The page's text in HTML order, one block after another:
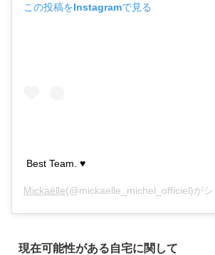
この投稿をInstagramで見る
Best Team. ♥️
Mickaëlle(@mickaelle_michel_officiel)が
現在可能性がある自宅に関して